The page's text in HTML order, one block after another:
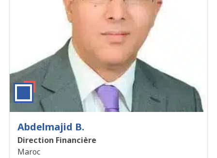
Abdelmajid B.
Direction Financière
Maroc